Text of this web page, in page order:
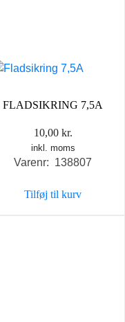
FLADSIKRING 7,5A
10,00 kr.
inkl. moms
Varenr: 138807
Tilføj til kurv